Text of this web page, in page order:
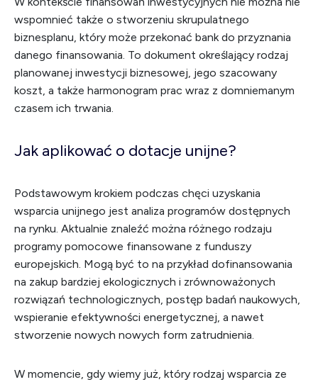
wspomnieć także o stworzeniu skrupulatnego
biznesplanu, który może przekonać bank do przyznania
danego finansowania. To dokument określający rodzaj
planowanej inwestycji biznesowej, jego szacowany
koszt, a także harmonogram prac wraz z domniemanym
czasem ich trwania.
Jak aplikować o dotacje unijne?
Podstawowym krokiem podczas chęci uzyskania
wsparcia unijnego jest analiza programów dostępnych
na rynku. Aktualnie znaleźć można różnego rodzaju
programy pomocowe finansowane z funduszy
europejskich. Mogą być to na przykład dofinansowania
na zakup bardziej ekologicznych i zrównoważonych
rozwiązań technologicznych, postęp badań naukowych,
wspieranie efektywności energetycznej, a nawet
stworzenie nowych nowych form zatrudnienia.
W momencie, gdy wiemy już, który rodzaj wsparcia ze